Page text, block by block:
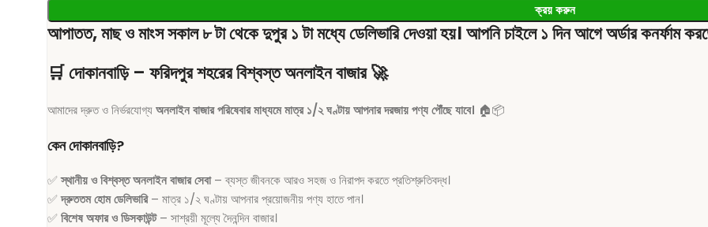
ক্রয় করুন
আপাতত, মাছ ও মাংস সকাল ৮ টা থেকে দুপুর ১ টা মধ্যে ডেলিভারি দেওয়া হয়। আপনি চাইলে ১ দিন আগে অর্ডার কনর্ফাম
🛒দোকানবাড়ি – ফরিদপুর শহরের বিশ্বস্ত অনলাইন বাজার🚀
আমাদের দ্রুত ও নির্ভরযোগ্যঅনলাইন বাজার পরিষেবার মাধ্যমে মাত্র ১/২ ঘণ্টায় আপনার দরজায় পণ্য পৌঁছে যাবে। 🏠📦
কেন দোকানবাড়ি?
✅স্থানীয় ও বিশ্বস্ত অনলাইন বাজার সেবা– ব্যস্ত জীবনকে আরও সহজ ও নিরাপদ করতে প্রতিশ্রুতিবদ্ধ।
✅দ্রুততম হোম ডেলিভারি– মাত্র ১/২ ঘণ্টায় আপনার প্রয়োজনীয় পণ্য হাতে পান।
✅ বিশেষ অফার ও ডিসকাউন্ট– সাশ্রয়ী মূল্যে দৈনন্দিন বাজার।